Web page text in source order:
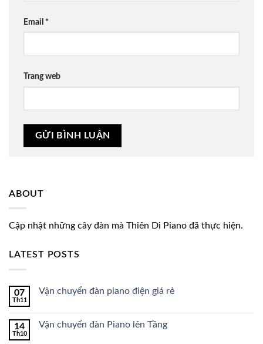
Email *
Trang web
ABOUT
Cập nhật những cây đàn mà Thiên Di Piano đã thực hiện.
LATEST POSTS
07
Th11
Vận chuyển đàn piano điện giá rẻ
14
Th10
Vận chuyển đàn Piano lên Tầng